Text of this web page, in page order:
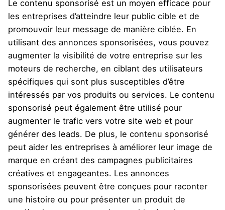
Le contenu sponsorisé est un moyen efficace pour
les entreprises d’atteindre leur public cible et de
promouvoir leur message de manière ciblée. En
utilisant des annonces sponsorisées, vous pouvez
augmenter la visibilité de votre entreprise sur les
moteurs de recherche, en ciblant des utilisateurs
spécifiques qui sont plus susceptibles d’être
intéressés par vos produits ou services. Le contenu
sponsorisé peut également être utilisé pour
augmenter le trafic vers votre site web et pour
générer des leads. De plus, le contenu sponsorisé
peut aider les entreprises à améliorer leur image de
marque en créant des campagnes publicitaires
créatives et engageantes. Les annonces
sponsorisées peuvent être conçues pour raconter
une histoire ou pour présenter un produit de